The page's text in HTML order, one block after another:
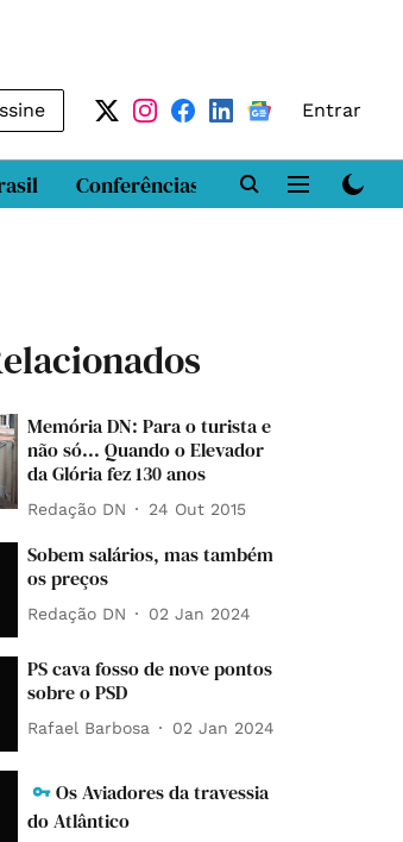
Entrar
Conferências DN LAB
Memória DN: Para o turista e
não só... Quando o Elevador
da Glória fez 130 anos
Redação DN 24 Out 2015
Sobem salários, mas também
os preços
Redação DN 02 Jan 2024
PS cava fosso de nove pontos
sobre o PSD
Rafael Barbosa 02 Jan 2024
Os Aviadores da travessia
do Atlântico